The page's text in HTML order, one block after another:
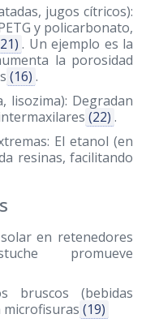
jugos cítricos):
y policarbonato,
. Un ejemplo es la
la porosidad
(16) .
lisozima): Degradan
(22) .
El etanol (en
resinas, facilitando
en retenedores
promueve
bruscos (bebidas
(19)